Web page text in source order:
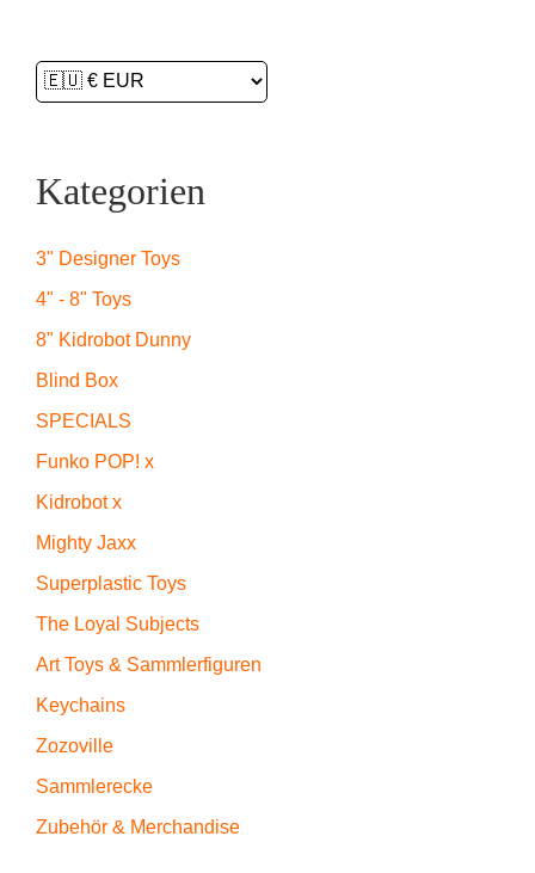
Kategorien
3" Designer Toys
4" - 8" Toys
8" Kidrobot Dunny
Blind Box
SPECIALS
Funko POP! x
Kidrobot x
Mighty Jaxx
Superplastic Toys
The Loyal Subjects
Art Toys & Sammlerfiguren
Keychains
Zozoville
Sammlerecke
Zubehör & Merchandise